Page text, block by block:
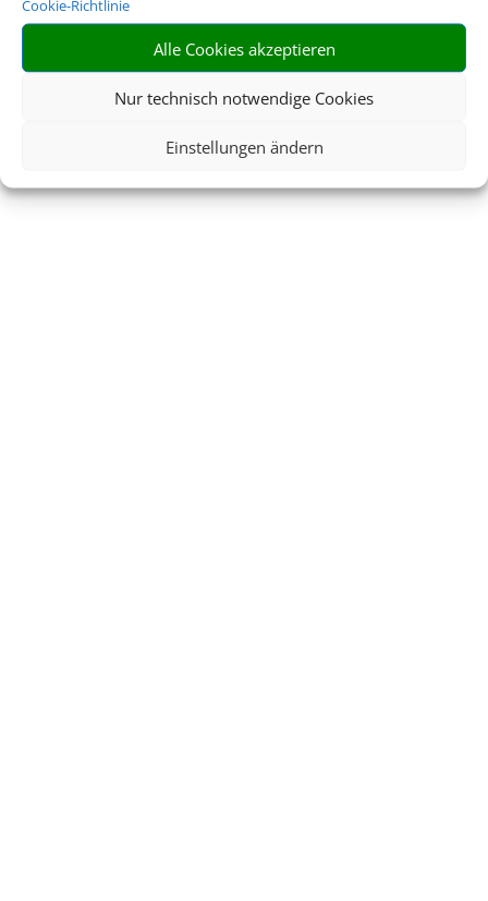
Cookie-Richtlinie
Alle Cookies akzeptieren
Nur technisch notwendige Cookies
Einstellungen ändern